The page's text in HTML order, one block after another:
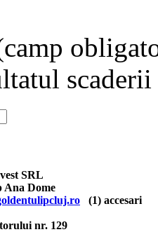
scaderii
SRL
Ana Dome
(1) accesari
nr. 129